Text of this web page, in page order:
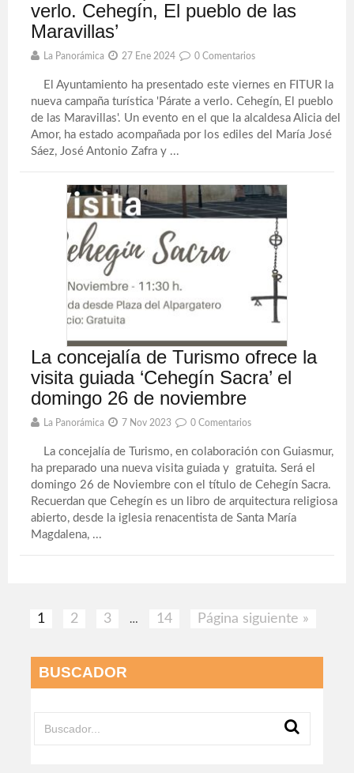
verlo. Cehegín, El pueblo de las
Maravillas’
La Panorámica 27 Ene 2024 0 Comentarios
El Ayuntamiento ha presentado este viernes en FITUR la
nueva campaña turística 'Párate a verlo. Cehegín, El pueblo
de las Maravillas'. Un evento en el que la alcaldesa Alicia del
Amor, ha estado acompañada por los ediles del María José
Sáez, José Antonio Zafra y ...
La concejalía de Turismo ofrece la
visita guiada ‘Cehegín Sacra’ el
domingo 26 de noviembre
La Panorámica 7 Nov 2023 0 Comentarios
La concejalía de Turismo, en colaboración con Guiasmur,
ha preparado una nueva visita guiada y gratuita. Será el
domingo 26 de Noviembre con el título de Cehegín Sacra.
Recuerdan que Cehegín es un libro de arquitectura religiosa
abierto, desde la iglesia renacentista de Santa María
Magdalena, ...
1 2 3 … 14 Página siguiente »
BUSCADOR